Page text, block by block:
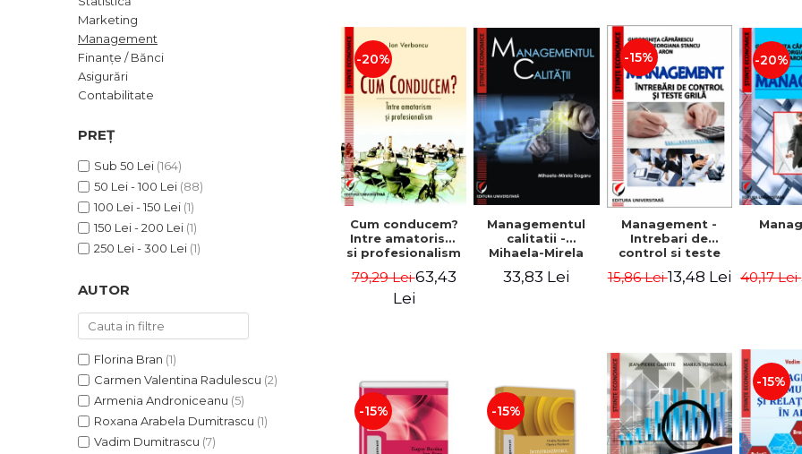
ADMINISTRATIVE
ȘTIINȚE ECONOMICE
ȘTIINȚE EXACTE
EDUCAȚIE FIZICĂ ȘI SPORT
PREUNIVERSITARIA
PACHETE DE STUDIU
PROMOȚIILE LUNII
Cum Cumpăr
Politica de Retur
Formular de Retur
Marketing
Management
Finanțe / Bănci
Asigurări
Contabilitate
PREȚ
Sub 50 Lei (164)
50 Lei - 100 Lei (88)
100 Lei - 150 Lei (1)
150 Lei - 200 Lei (1)
250 Lei - 300 Lei (1)
AUTOR
Florina Bran (1)
Carmen Valentina Radulescu (2)
Armenia Androniceanu (5)
Roxana Arabela Dumitrascu (1)
Vadim Dumitrascu (7)
-20%
Cum conducem?
Intre amatorism
si profesionalism
79,29 Lei63,43
Lei
Managementul
calitatii -
Mihaela-Mirela
33,83 Lei
-15%
Management -
Intrebari de
control si teste
15,86 Lei13,48 Lei
-20%
40,17 Lei
-15% -15%
-15%